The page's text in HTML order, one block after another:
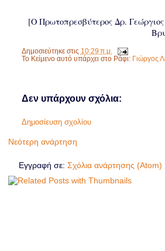
[Ο Πρωτοπρεσβύτερος Δρ. Γεώργιος
Δημοσιεύτηκε στις 10:29 π.μ.
Το Κείμενο αυτό υπάρχει στο Ράφι:
Γιώργος
Δεν υπάρχουν σχόλια:
Δημοσίευση σχολίου
Νεότερη ανάρτηση
Εγγραφή σε: Σχόλια ανάρτησης (Atom)